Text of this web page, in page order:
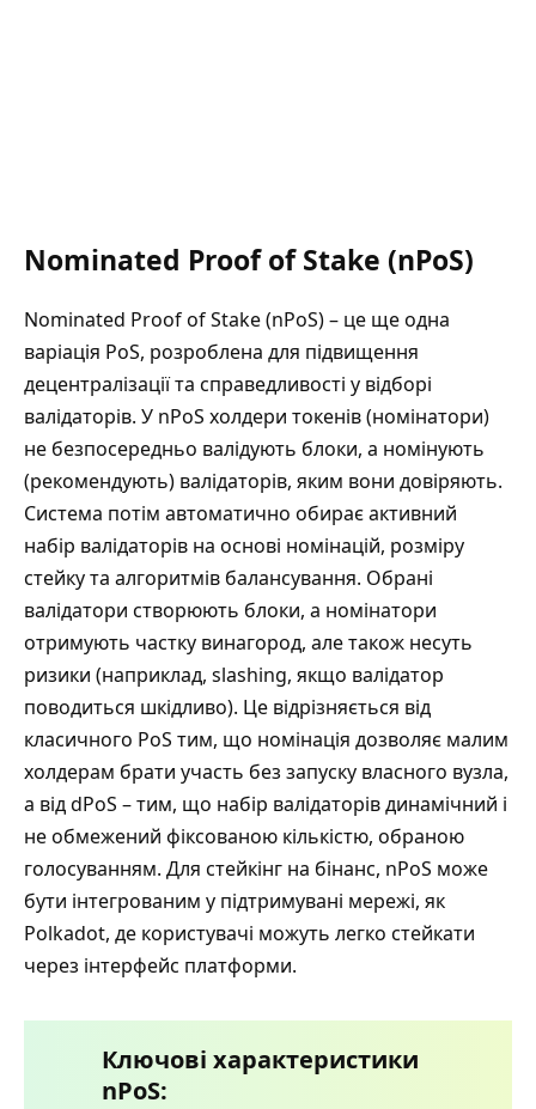
Nominated Proof of Stake (nPoS)
Nominated Proof of Stake (nPoS) – це ще одна
варіація PoS, розроблена для підвищення
децентралізації та справедливості у відборі
валідаторів. У nPoS холдери токенів (номінатори)
не безпосередньо валідують блоки, а номінують
(рекомендують) валідаторів, яким вони довіряють.
Система потім автоматично обирає активний
набір валідаторів на основі номінацій, розміру
стейку та алгоритмів балансування. Обрані
валідатори створюють блоки, а номінатори
отримують частку винагород, але також несуть
ризики (наприклад, slashing, якщо валідатор
поводиться шкідливо). Це відрізняється від
класичного PoS тим, що номінація дозволяє малим
холдерам брати участь без запуску власного вузла,
а від dPoS – тим, що набір валідаторів динамічний і
не обмежений фіксованою кількістю, обраною
голосуванням. Для стейкінг на бінанс, nPoS може
бути інтегрованим у підтримувані мережі, як
Polkadot, де користувачі можуть легко стейкати
через інтерфейс платформи.
Ключові характеристики
nPoS: